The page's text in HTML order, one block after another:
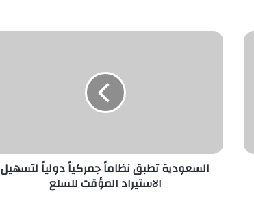
السعودية
للسلع
السعودية تطبق نظاماً جمركياً دولياً لتسهيل
الاستيراد المؤقت للسلع